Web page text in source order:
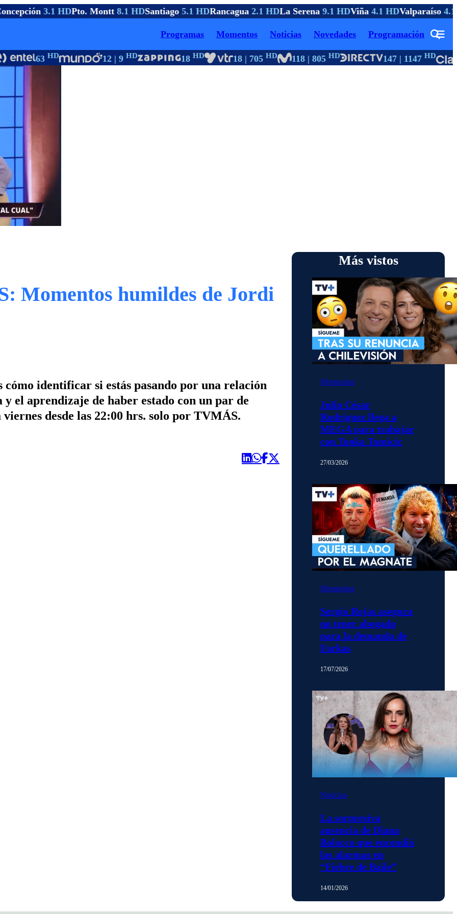
3.1 HDPto. Montt8.1 HDSantiago5.1 HDRancagua2.1 HDLa Serena9.1 HDViña4.1 HDValparaíso4.1
Programas Momentos Noticias Novedades Programación
63HD 12 | 9HD 18HD 18 | 705HD 118 | 805HD 147 | 1147HD
Momentos humildes de Jordi
cómo identificar si estás pasando por una relación
y el aprendizaje de haber estado con un par de
viernes desde las 22:00 hrs. solo por TVMÁS.
Más vistos
Momentos
Julio César
Rodríguez llega a
MEGA para trabajar
con Tonka Tomicic
27/03/2026
Momentos
Sergio Rojas asegura
no tener abogado
para la demanda de
Farkas
17/07/2026
Noticias
La sorpresiva
ausencia de Diana
Bolocco que encendió
las alarmas en
“Fiebre de Baile”
14/01/2026